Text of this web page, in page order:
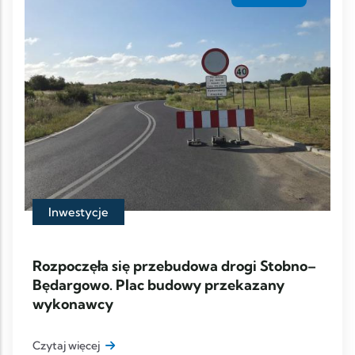
Inwestycje
Rozpoczęła się przebudowa drogi Stobno–
Będargowo. Plac budowy przekazany
wykonawcy
Czytaj więcej